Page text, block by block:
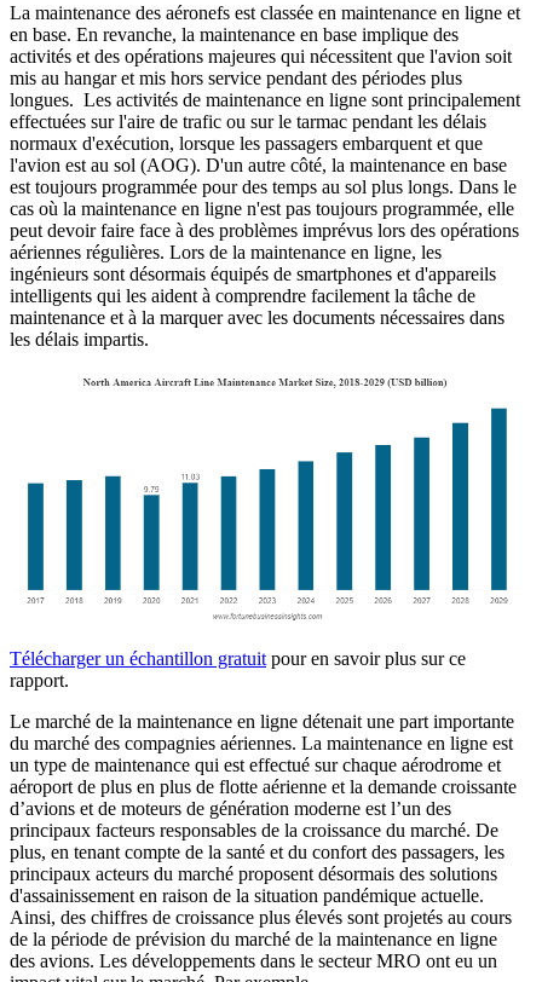
La maintenance des aéronefs est classée en maintenance en ligne et
en base. En revanche, la maintenance en base implique des
activités et des opérations majeures qui nécessitent que l'avion soit
mis au hangar et mis hors service pendant des périodes plus
longues. Les activités de maintenance en ligne sont principalement
effectuées sur l'aire de trafic ou sur le tarmac pendant les délais
normaux d'exécution, lorsque les passagers embarquent et que
l'avion est au sol (AOG). D'un autre côté, la maintenance en base
est toujours programmée pour des temps au sol plus longs. Dans le
cas où la maintenance en ligne n'est pas toujours programmée, elle
peut devoir faire face à des problèmes imprévus lors des opérations
aériennes régulières. Lors de la maintenance en ligne, les
ingénieurs sont désormais équipés de smartphones et d'appareils
intelligents qui les aident à comprendre facilement la tâche de
maintenance et à la marquer avec les documents nécessaires dans
les délais impartis.
Télécharger un échantillon gratuit pour en savoir plus sur ce
rapport.
Le marché de la maintenance en ligne détenait une part importante
du marché des compagnies aériennes. La maintenance en ligne est
un type de maintenance qui est effectué sur chaque aérodrome et
aéroport de plus en plus de flotte aérienne et la demande croissante
d’avions et de moteurs de génération moderne est l’un des
principaux facteurs responsables de la croissance du marché. De
plus, en tenant compte de la santé et du confort des passagers, les
principaux acteurs du marché proposent désormais des solutions
d'assainissement en raison de la situation pandémique actuelle.
Ainsi, des chiffres de croissance plus élevés sont projetés au cours
de la période de prévision du marché de la maintenance en ligne
des avions. Les développements dans le secteur MRO ont eu un